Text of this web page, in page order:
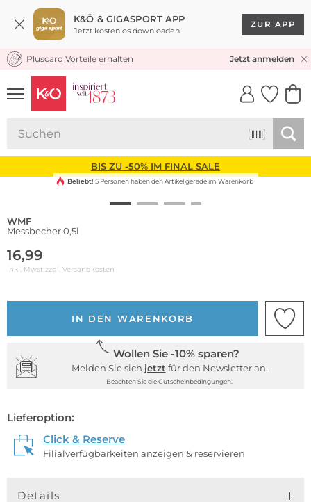
K&Ö & GIGASPORT APP
Jetzt kostenlos downloaden
ZUR APP
KOSTENLOSER VERSAND* & RÜCKVERSAND
Pluscard Vorteile erhalten Jetzt anmelden
UNSERE APP
CLICK &
BIS ZU -50% IM FINAL SALE
Beliebt! 5 Personen haben den Artikel gerade im Warenkorb
WMF
Messbecher 0,5l
16,99
inkl. Mwst zzgl. Versandkosten
IN DEN WARENKORB
Wollen Sie -10% sparen?
Melden Sie sich jetzt für den Newsletter an.
Beachten Sie die Gutscheinbedingungen.
Lieferoption:
Click & Reserve
Filialverfügbarkeiten anzeigen & reservieren
Details